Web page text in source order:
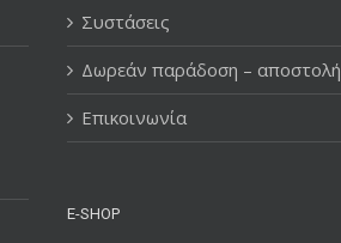
Συστάσεις
Δωρεάν παράδοση – αποστολή
Επικοινωνία
E-SHOP